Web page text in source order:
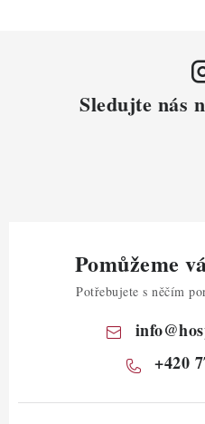
Sledujte nás
Pomůžeme
Potřebujete s něčím
info@
+420